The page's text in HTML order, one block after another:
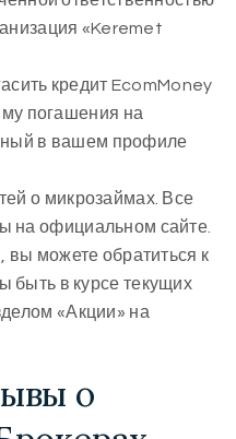
«Keremet
кредит EcomMoney
погашения на
в вашем профиле
о микрозаймах. Все
на официальном сайте.
вы можете обратиться к
быть в курсе текущих
«Акции» на
о